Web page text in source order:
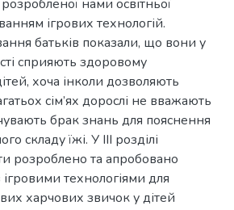
нами освітньої
ігрових технологій.
батьків показали, що вони у
сприяють здоровому
хоча інколи дозволяють
сім’ях дорослі не вважають
брак знань для пояснення
складу їжі. У ІІІ розділі
розроблено та апробовано
технологіями для
харчових звичок у дітей